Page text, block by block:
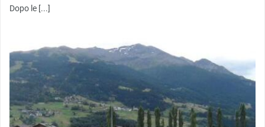
Dopo le [...]